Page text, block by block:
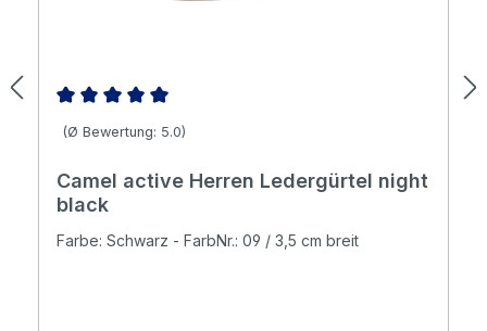
Durchschnittliche Bewertung von 5 von 5 Sternen
(Ø Bewertung: 5.0)
Camel active Herren Ledergürtel night
black
Farbe: Schwarz - FarbNr.: 09 / 3,5 cm breit